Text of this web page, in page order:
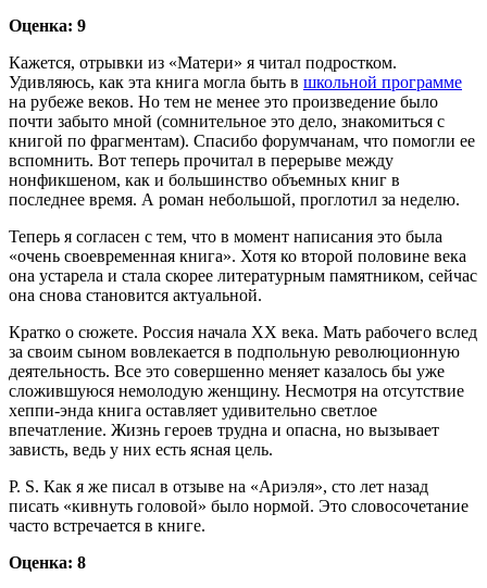
Оценка: 9
Кажется, отрывки из «Матери» я читал подростком.
Удивляюсь, как эта книга могла быть в школьной программе
на рубеже веков. Но тем не менее это произведение было
почти забыто мной (сомнительное это дело, знакомиться с
книгой по фрагментам). Спасибо форумчанам, что помогли ее
вспомнить. Вот теперь прочитал в перерыве между
нонфикшеном, как и большинство объемных книг в
последнее время. А роман небольшой, проглотил за неделю.
Теперь я согласен с тем, что в момент написания это была
«очень своевременная книга». Хотя ко второй половине века
она устарела и стала скорее литературным памятником, сейчас
она снова становится актуальной.
Кратко о сюжете. Россия начала XX века. Мать рабочего вслед
за своим сыном вовлекается в подпольную революционную
деятельность. Все это совершенно меняет казалось бы уже
сложившуюся немолодую женщину. Несмотря на отсутствие
хеппи-энда книга оставляет удивительно светлое
впечатление. Жизнь героев трудна и опасна, но вызывает
зависть, ведь у них есть ясная цель.
P. S. Как я же писал в отзыве на «Ариэля», сто лет назад
писать «кивнуть головой» было нормой. Это словосочетание
часто встречается в книге.
Оценка: 8